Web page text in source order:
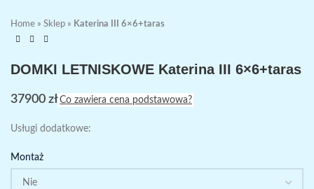
Home » Sklep » Katerina III 6×6+taras
DOMKI LETNISKOWE Katerina III 6×6+taras
37900 złCo zawiera cena podstawowa?
Usługi dodatkowe:
Montaż